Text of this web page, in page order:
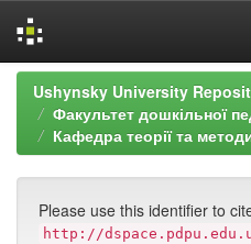
Skip
navigation
Ushynsky University
Факультет дошкільної
Кафедра теорії та
Please use this identifier to
http://